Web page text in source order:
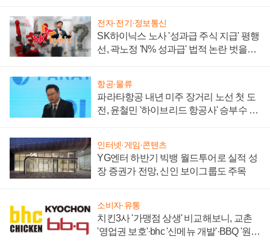
전자·전기·정보통신
SK하이닉스 노사 '성과급 주식 지급' 평행
선, 곽노정 'N% 성과급' 법적 논란 벗을지
항공·물류
파라타항공 내년 미주 장거리 노선 첫 도
전, 윤철민 '하이브리드 항공사' 승부수 통
인터넷·게임·콘텐츠
YG엔터 하반기 빅뱅 월드투어로 실적 성
장 증권가 전망, 신인 보이그룹도 주목
소비자·유통
치킨3사 '가맹점 상생' 비교해보니, 교촌
'영업권 보호'·bhc '신메뉴 개발'·BBQ '원가